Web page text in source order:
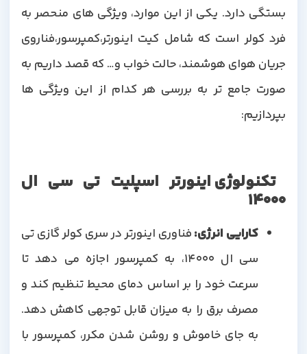
بستگی دارد. یکی از این موارد، ویژگی های منحصر به
فرد کولر است که شامل کیت اینورتر،کمپرسور،فناروی
جریان هوای هوشمند، حالت خواب و… که قصد داریم به
صورت جامع تر به بررسی هر کدام از این ویژگی ها
بپردازیم:
تکنولوژی اینورتر اسپلیت تی سی ال
14000
کارایی انرژی:فناوری اینورتر در سری کولر گازی تی
سی ال 14000، به ​​کمپرسور اجازه می دهد تا
سرعت خود را بر اساس دمای محیط تنظیم کند و
مصرف برق را به میزان قابل توجهی کاهش دهد.
به جای خاموش و روشن شدن مکرر، کمپرسور با